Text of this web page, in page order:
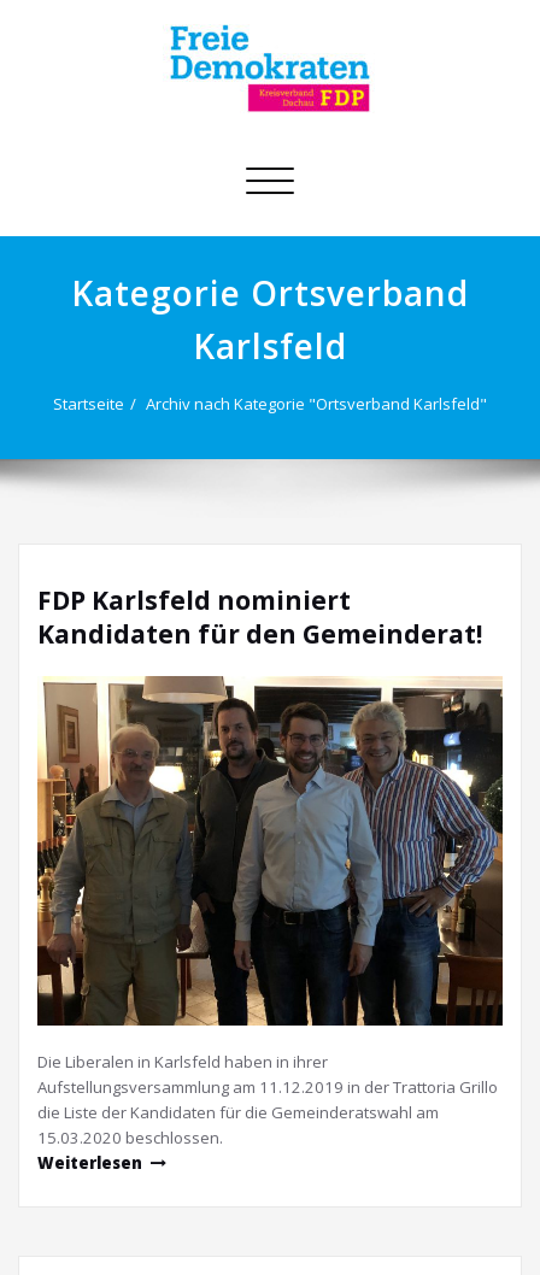
Schalte
Kategorie Ortsverband
Karlsfeld
Startseite Archiv nach Kategorie "Ortsverband Karlsfeld"
FDP Karlsfeld nominiert
Kandidaten für den Gemeinderat!
Die Liberalen in Karlsfeld haben in ihrer
Aufstellungsversammlung am 11.12.2019 in der Trattoria Grillo
die Liste der Kandidaten für die Gemeinderatswahl am
15.03.2020 beschlossen.
Weiterlesen